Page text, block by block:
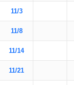
11/3
11/8
11/14
11/21